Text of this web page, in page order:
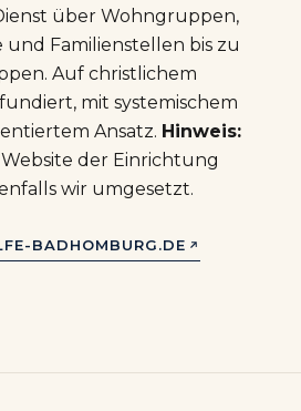
über Wohngruppen,
Familienstellen bis zu
Auf christlichem
mit systemischem
Ansatz. Hinweis:
der Einrichtung
wir umgesetzt.
BADHOMBURG.DE